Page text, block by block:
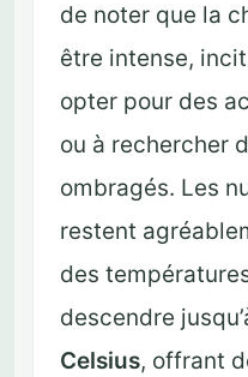
de noter que la
être intense,
opter pour des
ou à rechercher
ombragés. Les
restent
des
descendre
Celsius, offrant